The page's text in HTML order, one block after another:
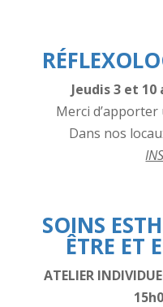
Jeudis 3 et 10
Merci
Dans nos
SOINS
ÊTRE ET
ATELIER